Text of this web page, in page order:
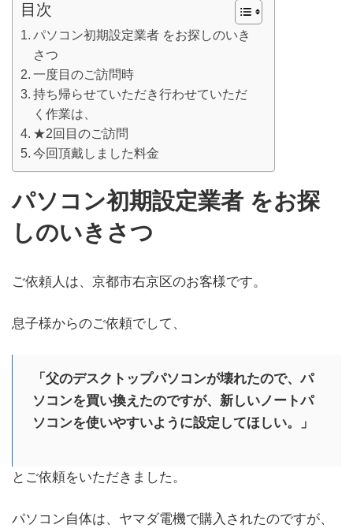
目次
パソコン初期設定業者 をお探しのいき
さつ
一度目のご訪問時
持ち帰らせていただき行わせていただ
く作業は、
★2回目のご訪問
今回頂戴しました料金
パソコン初期設定業者 をお探
しのいきさつ
ご依頼人は、京都市右京区のお客様です。
息子様からのご依頼でして、
「父のデスクトップパソコンが壊れたので、パ
ソコンを買い換えたのですが、新しいノートパ
ソコンを使いやすいように設定してほしい。」
とご依頼をいただきました。
パソコン自体は、ヤマダ電機で購入されたのですが、